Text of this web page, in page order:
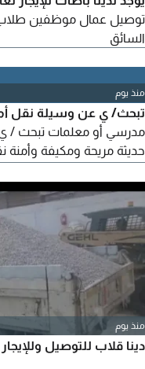
توصيل عمال موظفين طلاب
السائق
منذ يوم
تبحث/ ي عن وسيلة نقل
مدرسي أو معلمات تبحث /
حديثة مريحة ومكيفة وأمنة
المطار توصيل فندقي دقة في
منذ يوم
دينا قلاب للتوصيل